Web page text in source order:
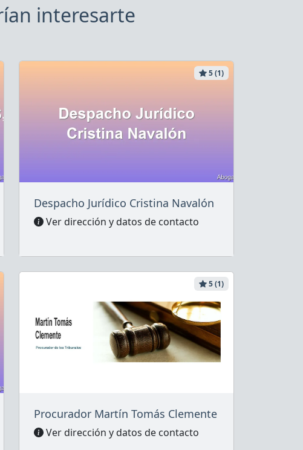
interesarte
5 (1)
Despacho Jurídico Cristina Navalón
Ver dirección y datos de contacto
5 (1)
Procurador Martín Tomás Clemente
Ver dirección y datos de contacto